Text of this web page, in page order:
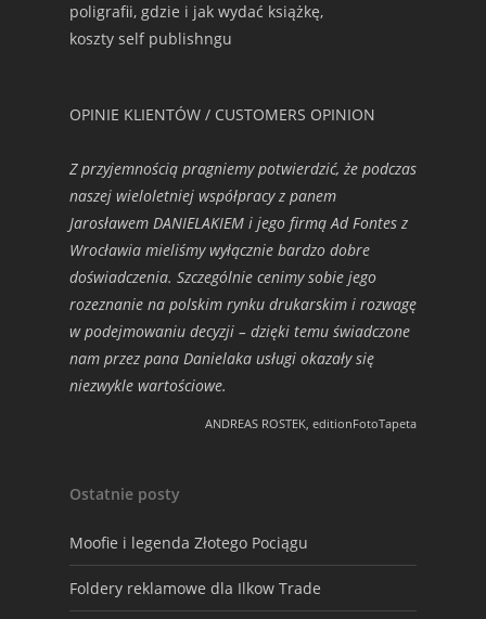
poligrafii, gdzie i jak wydać książkę,
koszty self publishngu
OPINIE KLIENTÓW / CUSTOMERS OPINION
Z przyjemnością pragniemy potwierdzić, że podczas
naszej wieloletniej współpracy z panem
Jarosławem DANIELAKIEM i jego firmą Ad Fontes z
Wrocławia mieliśmy wyłącznie bardzo dobre
doświadczenia. Szczególnie cenimy sobie jego
rozeznanie na polskim rynku drukarskim i rozwagę
w podejmowaniu decyzji – dzięki temu świadczone
nam przez pana Danielaka usługi okazały się
niezwykle wartościowe.
ANDREAS ROSTEK, editionFotoTapeta
Ostatnie posty
Moofie i legenda Złotego Pociągu
Foldery reklamowe dla Ilkow Trade